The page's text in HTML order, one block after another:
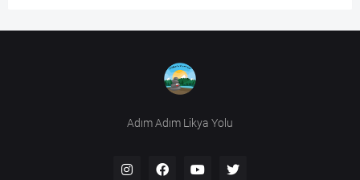
Adım Adım Likya Yolu